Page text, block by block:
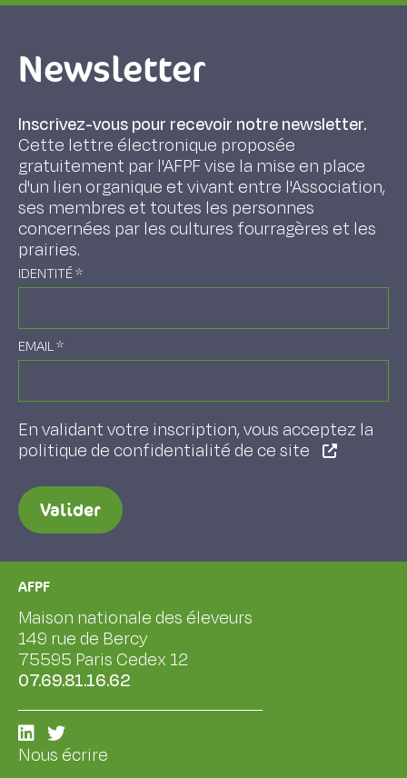
Newsletter
Inscrivez-vous pour recevoir notre newsletter.
Cette lettre électronique proposée
gratuitement par l'AFPF vise la mise en place
d'un lien organique et vivant entre l'Association,
ses membres et toutes les personnes
concernées par les cultures fourragères et les
prairies.
IDENTITÉ*
EMAIL*
En validant votre inscription, vous acceptez la
politique de confidentialité de ce site
Valider
AFPF
Maison nationale des éleveurs
149 rue de Bercy
75595 Paris Cedex 12
07.69.81.16.62
Nous écrire